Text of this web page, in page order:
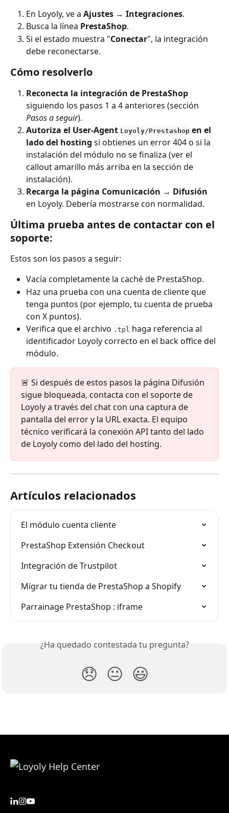
En Loyoly, ve a Ajustes → Integraciones.
Busca la línea PrestaShop.
Si el estado muestra "Conectar", la integración
debe reconectarse.
Cómo resolverlo
Reconecta la integración de PrestaShop
siguiendo los pasos 1 a 4 anteriores (sección
Pasos a seguir).
Autoriza el User-Agent Loyoly/Prestashop en el
lado del hosting si obtienes un error 404 o si la
instalación del módulo no se finaliza (ver el
callout amarillo más arriba en la sección de
instalación).
Recarga la página Comunicación → Difusión
en Loyoly. Debería mostrarse con normalidad.
Última prueba antes de contactar con el
soporte:
Estos son los pasos a seguir:
Vacía completamente la caché de PrestaShop.
Haz una prueba con una cuenta de cliente que
tenga puntos (por ejemplo, tu cuenta de prueba
con X puntos).
Verifica que el archivo .tpl haga referencia al
identificador Loyoly correcto en el back office del
módulo.
🚨 Si después de estos pasos la página Difusión
sigue bloqueada, contacta con el soporte de
Loyoly a través del chat con una captura de
pantalla del error y la URL exacta. El equipo
técnico verificará la conexión API tanto del lado
de Loyoly como del lado del hosting.
Artículos relacionados
El módulo cuenta cliente
PrestaShop Extensión Checkout
Integración de Trustpilot
Migrar tu tienda de PrestaShop a Shopify
Parrainage PrestaShop : iframe
¿Ha quedado contestada tu pregunta?
😞 😐 😃